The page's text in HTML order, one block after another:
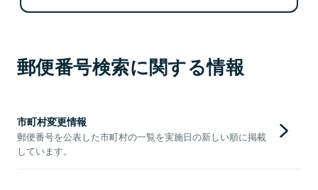
郵便番号検索に関する情報
市町村変更情報
郵便番号を公表した市町村の一覧を実施日の新しい順に掲載
しています。